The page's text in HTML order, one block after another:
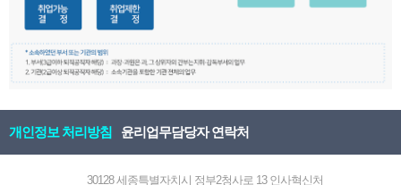
개인정보 처리방침 윤리업무담당자 연락처
30128 세종특별자치시 정부2청사로 13 인사혁신처